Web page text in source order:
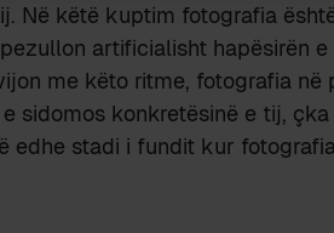
Në këtë kuptim fotografia
artificialisht hapësirën e
me këto ritme, fotografia
sidomos konkretësinë e tij,
edhe stadi i fundit kur